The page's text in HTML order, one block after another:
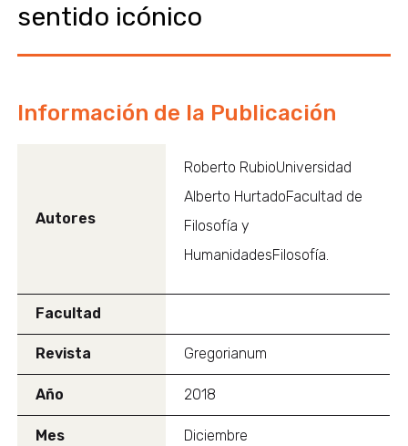
sentido icónico
Información de la Publicación
Autores
Roberto RubioUniversidad
Alberto HurtadoFacultad de
Filosofía y
HumanidadesFilosofía.
Facultad
Revista Gregorianum
Año 2018
Mes Diciembre